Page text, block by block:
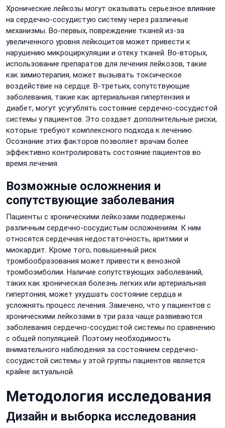
Хронические лейкозы могут оказывать серьезное влияние
на сердечно-сосудистую систему через различные
механизмы. Во-первых, повреждение тканей из-за
увеличенного уровня лейкоцитов может привести к
нарушению микроциркуляции и отеку тканей. Во-вторых,
использование препаратов для лечения лейкозов, такие
как химиотерапия, может вызывать токсическое
воздействие на сердце. В-третьих, сопутствующие
заболевания, такие как артериальная гипертензия и
диабет, могут усугублять состояние сердечно-сосудистой
системы у пациентов. Это создает дополнительные риски,
которые требуют комплексного подхода к лечению.
Осознание этих факторов позволяет врачам более
эффективно контролировать состояние пациентов во
время лечения.
Возможные осложнения и
сопутствующие заболевания
Пациенты с хроническими лейкозами подвержены
различным сердечно-сосудистым осложнениям. К ним
относятся сердечная недостаточность, аритмии и
миокардит. Кроме того, повышенный риск
тромбообразования может привести к венозной
тромбоэмболии. Наличие сопутствующих заболеваний,
таких как хроническая болезнь легких или артериальная
гипертония, может ухудшать состояние сердца и
усложнять процесс лечения. Замечено, что у пациентов с
хроническими лейкозами в три раза чаще развиваются
заболевания сердечно-сосудистой системы по сравнению
с общей популяцией. Поэтому необходимость
внимательного наблюдения за состоянием сердечно-
сосудистой системы у этой группы пациентов является
крайне актуальной.
Методология исследования
Дизайн и выборка исследования